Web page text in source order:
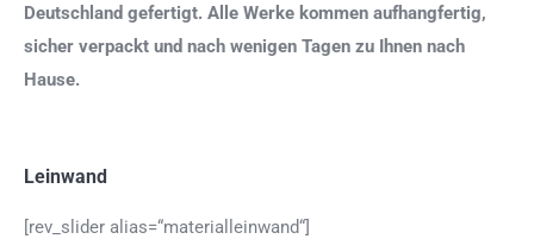
Deutschland gefertigt. Alle Werke kommen aufhangfertig,
sicher verpackt und nach wenigen Tagen zu Ihnen nach
Hause.
Leinwand
[rev_slider alias=“materialleinwand“]